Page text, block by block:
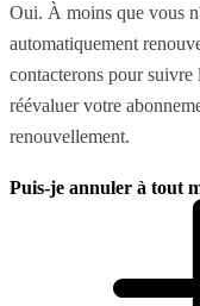
Oui. À moins que vous
automatiquement
contacterons pour suivre
réévaluer votre
renouvellement.
Puis-je annuler à tout